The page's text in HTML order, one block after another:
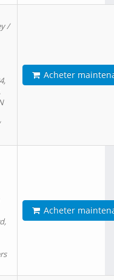
/
Acheter
Acheter